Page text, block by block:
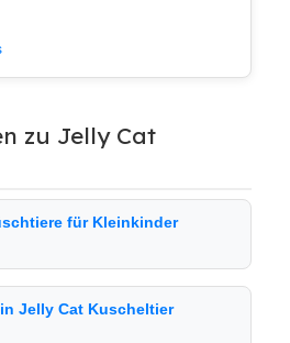
zu Jelly Cat
für Kleinkinder
Jelly Cat Kuscheltier